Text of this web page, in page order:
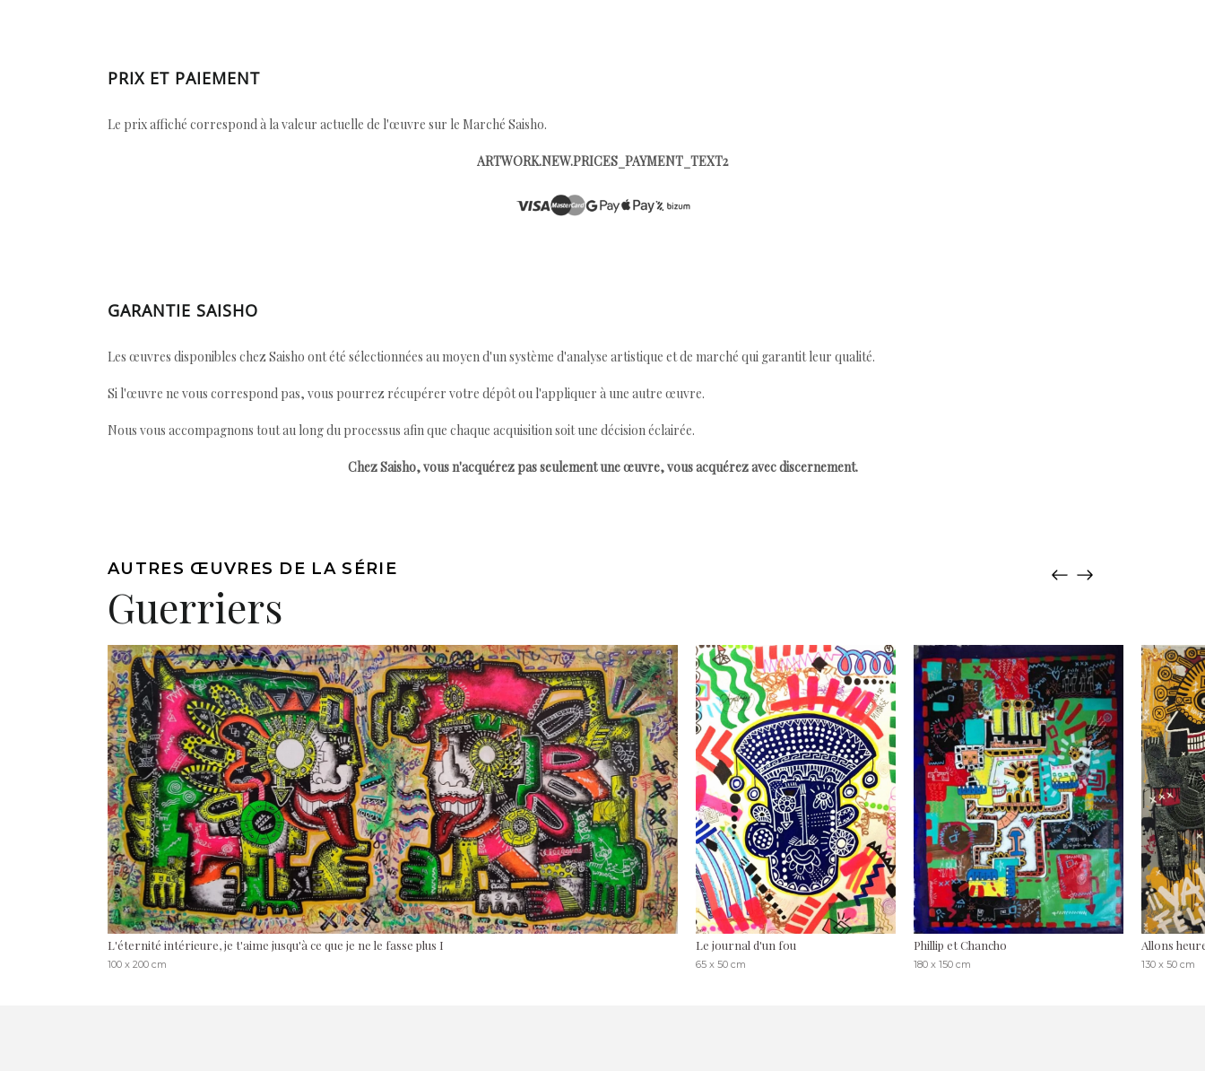
PRIX ET PAIEMENT
Le prix affiché correspond à la valeur actuelle de l'œuvre sur le Marché Saisho.
ARTWORK.NEW.PRICES_PAYMENT_TEXT2
GARANTIE SAISHO
Les œuvres disponibles chez Saisho ont été sélectionnées au moyen d'un système d'analyse artistique et de marché qui garantit leur qualité.
Si l'œuvre ne vous correspond pas, vous pourrez récupérer votre dépôt ou l'appliquer à une autre œuvre.
Nous vous accompagnons tout au long du processus afin que chaque acquisition soit une décision éclairée.
Chez Saisho, vous n'acquérez pas seulement une œuvre, vous acquérez avec discernement.
AUTRES ŒUVRES DE LA SÉRIE
Guerriers
L'éternité intérieure, je t'aime jusqu'à ce que je ne le fasse plus I
100 x 200 cm
Le journal d'un fou
65 x 50 cm
Phillip et Chancho
180 x 150 cm
Allons
130 x 50 cm